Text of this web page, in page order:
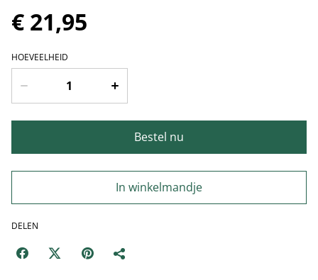
€ 21,95
HOEVEELHEID
Bestel nu
In winkelmandje
DELEN